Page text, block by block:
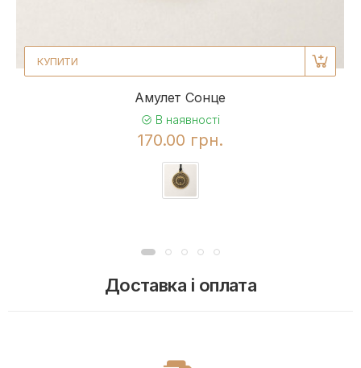
КУПИТИ
Амулет Сонце
В наявності
170.00 грн.
Доставка і оплата